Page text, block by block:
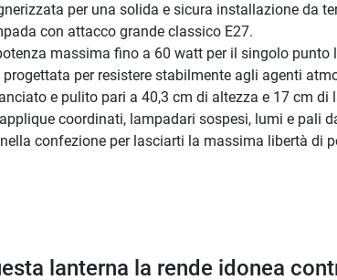
per una solida e sicura installazione da
con attacco grande classico E27.
massima fino a 60 watt per il singolo punto
per resistere stabilmente agli agenti
e pulito pari a 40,3 cm di altezza e 17 cm di
coordinati, lampadari sospesi, lumi e pali
confezione per lasciarti la massima libertà di
lanterna la rende idonea